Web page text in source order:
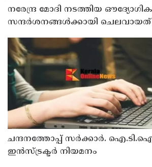
നരേന്ദ്ര മോദി നടത്തിയ
സന്ദർശനങ്ങൾക്കായി ചെലവായത്
ചന്ദനത്തോപ്പ് സര്‍ക്കാര്‍. ഐ.ടി.ഐ
ഇന്‍സ്ട്രക്ടര്‍ നിയമനം